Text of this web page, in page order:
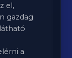
el,
gazdag
a